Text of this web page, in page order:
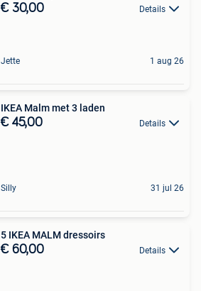
€ 30,00 Details
Jette 1 aug 26
IKEA Malm met 3 laden
€ 45,00 Details
Silly 31 jul 26
5 IKEA MALM dressoirs
€ 60,00 Details